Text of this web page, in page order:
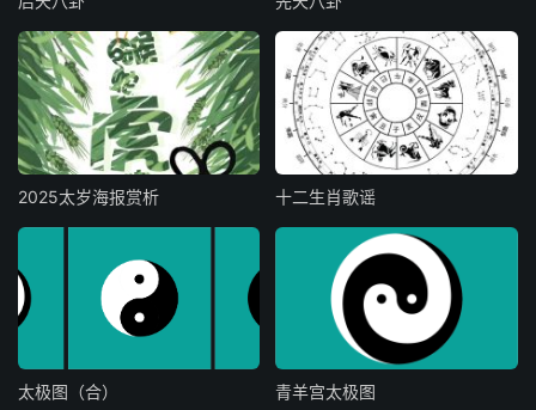
谋事 ：事必有成，和合之象
婚姻 ：夫妇相和合，婚姻运未通，待年和半
载，鱼水得相逢
六甲：生产却艰难，辛苦平安，女儿为上
：彩凤将腾翅，灵苗早发根，文场今称
好，终是步青云
身役：此去欲经营，先难而后成，不拘新与
2025太岁海报赏析 十二生肖歌谣
太极图（合） 青羊宫太极图